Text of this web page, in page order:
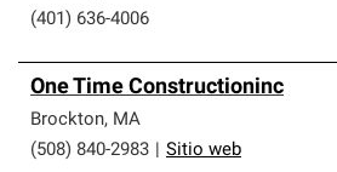
(401) 636-4006
One Time Constructioninc
Brockton, MA
(508) 840-2983
Sitio web